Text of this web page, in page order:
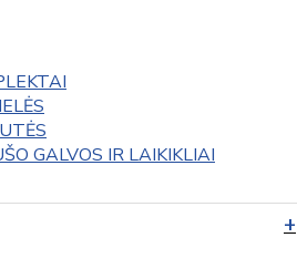
GALVOS IR LAIKIKLIAI